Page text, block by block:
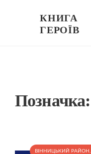
КНИГА
ГЕРОЇВ
Позначка:
ВІННИЦЬКИЙ РАЙОН ,